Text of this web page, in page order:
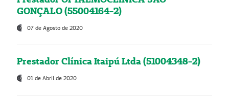
GONÇALO (55004164-2)
07 de Agosto de 2020
Prestador Clínica Itaipú Ltda (51004348-2)
01 de Abril de 2020